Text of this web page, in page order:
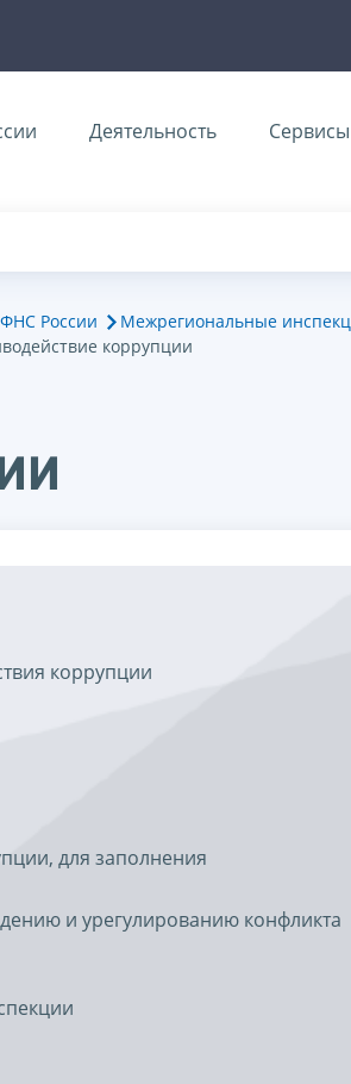
Деятельность Сервисы
России
Межрегиональные
коррупции
коррупции
для заполнения
и урегулированию конфликта